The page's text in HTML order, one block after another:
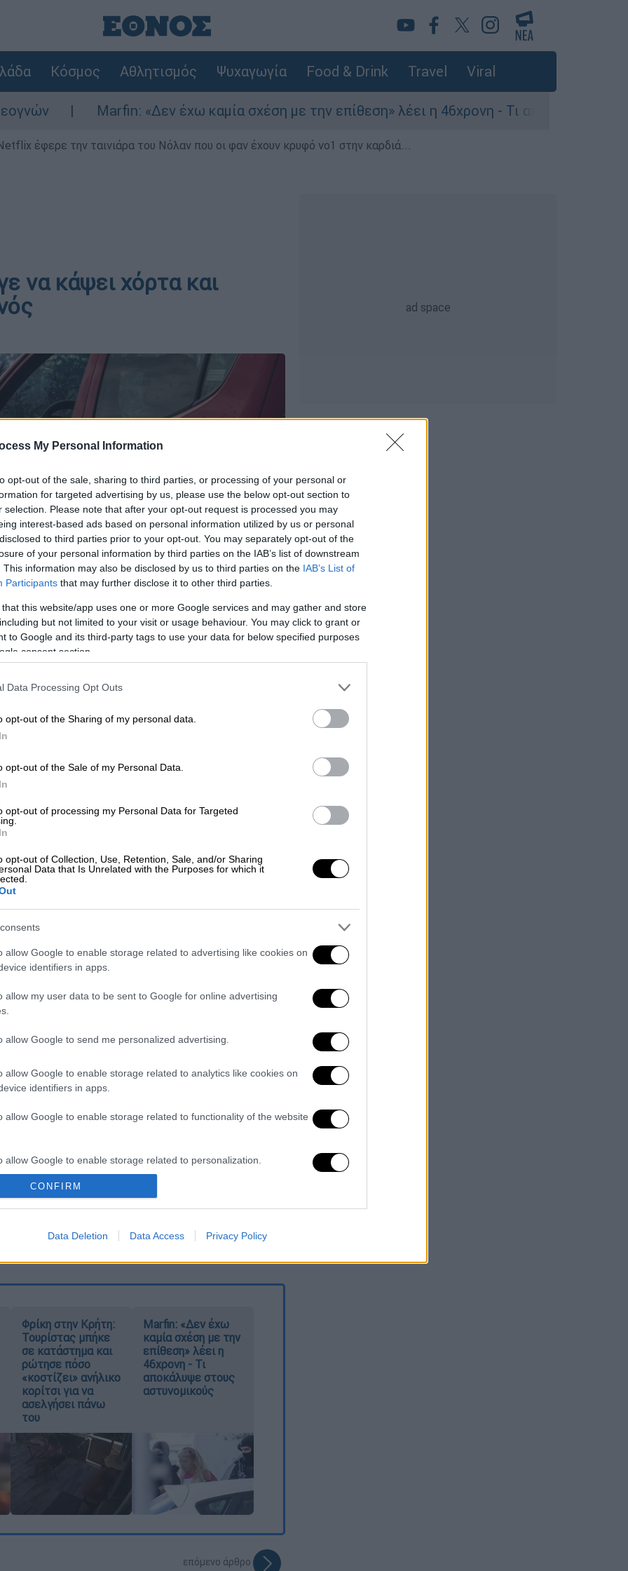
My Personal Information
opt-out of the sale, sharing to third parties, or processing of your personal or
for targeted advertising by us, please use the below opt-out section to
selection. Please note that after your opt-out request is processed you may
interest-based ads based on personal information utilized by us or personal
to third parties prior to your opt-out. You may separately opt-out of the
of your personal information by third parties on the IAB’s list of downstream
This information may also be disclosed by us to third parties on the IAB’s List of
Participants that may further disclose it to other third parties.
that this website/app uses one or more Google services and may gather and store
but not limited to your visit or usage behaviour. You may click to grant or
to Google and its third-party tags to use your data for below specified purposes
consent section.
Data Processing Opt Outs
opt-out of the Sharing of my personal data.
opt-out of the Sale of my Personal Data.
opt-out of processing my Personal Data for Targeted
opt-out of Collection, Use, Retention, Sale, and/or Sharing
Data that Is Unrelated with the Purposes for which it
allow Google to enable storage related to advertising like cookies on
identifiers in apps.
allow my user data to be sent to Google for online advertising
allow Google to send me personalized advertising.
allow Google to enable storage related to analytics like cookies on
identifiers in apps.
allow Google to enable storage related to functionality of the website
allow Google to enable storage related to personalization.
functionality and fraud prevention, and other user protection.
CONFIRM
Data Deletion Data Access Privacy Policy
Κόσμος Αθλητισμός Ψυχαγωγία Food & Drink Travel Viral
Marfin: «Δεν έχω καμία σχέση με την επίθεση» λέει η 46χρονη - Τι αποκάλυψε στους
έφερε την ταινιάρα του Νόλαν που οι φαν έχουν κρυφό νο1 στην καρδιά...
να κάψει χόρτα και
το ΕΘΝΟΣ στη Google
Διμήνι του
μετά τη 1 το μεσημέρι, πήγε στο
έβαλε φωτιά να
που έβαλε τη φωτιάυπήρχε και ένα
και κυριολεκτικά λαμπάδιασε,με
και να καεί ζωντανός ο ηλικιωμένος
βοήθεια έσπευσαν και κάποιοι που
, καθώς και η αστυνομία που
βρήκε τραγικό θάνατο ο
«Την άφησαν να πεθάνει γιατί
Αυτόπτες μάρτυρες περιγράφουν τη
Μαλένα δολοφονήθηκε από την μητέρα
ΕΛΣΤΑΤ και γιατί οι servicers προτιμούν
του ξεκαθαρίζει τη θέση της
Φρίκη στην Κρήτη:
Τουρίστας μπήκε
σε κατάστημα και
ρώτησε πόσο
«κοστίζει» ανήλικο
κορίτσι για να
ασελγήσει πάνω
του
Marfin: «Δεν έχω
καμία σχέση με την
επίθεση» λέει η
46χρονη - Τι
αποκάλυψε στους
αστυνομικούς
επόμενο άρθρο